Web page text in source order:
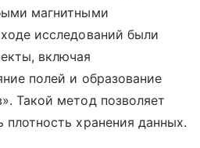
магнитными
исследований были
включая
полей и образование
Такой метод позволяет
плотность хранения данных.